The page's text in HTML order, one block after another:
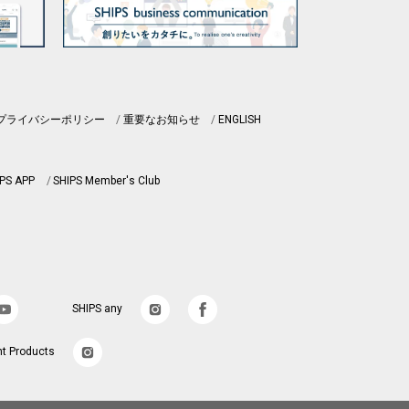
ライバシーポリシー 重要なお知らせ ENGLISH
APP SHIPS Member's Club
SHIPS any
Products